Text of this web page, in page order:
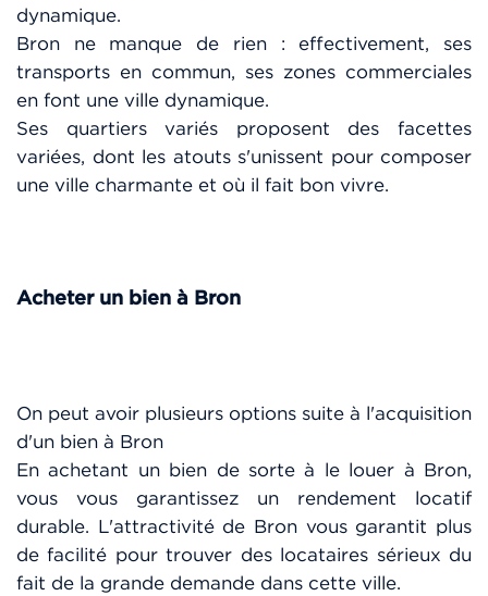
dynamique.
Bron ne manque de rien : effectivement, ses
transports en commun, ses zones commerciales
en font une ville dynamique.
Ses quartiers variés proposent des facettes
variées, dont les atouts s'unissent pour composer
une ville charmante et où il fait bon vivre.
Acheter un bien à Bron
On peut avoir plusieurs options suite à l'acquisition
d'un bien à Bron
En achetant un bien de sorte à le louer à Bron,
vous vous garantissez un rendement locatif
durable. L'attractivité de Bron vous garantit plus
de facilité pour trouver des locataires sérieux du
fait de la grande demande dans cette ville.